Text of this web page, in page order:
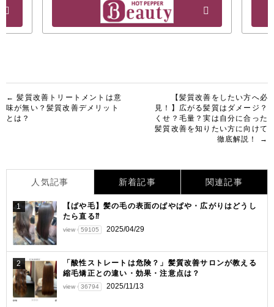
投
稿
ゲ
シ
ョ
ン
← 髪質改善トリートメントは意
味が無い？髪質改善デメリット
とは？
【髪質改善をしたい方へ必
見！】広がる髪質はダメージ？
くせ？毛量？実は自分に合った
髪質改善を知りたい方に向けて
徹底解説！ →
人気記事 新着記事 関連記事
1
【ぱや毛】髪の毛の表面のぱやぱや・広がりはどうし
たら直る⁇
view 59105 2025/04/29
2
「酸性ストレートは危険？」髪質改善サロンが教える
縮毛矯正との違い・効果・注意点は？
view 36794 2025/11/13